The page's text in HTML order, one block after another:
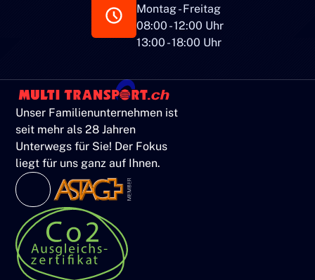
Montag - Freitag
08:00 - 12:00 Uhr
13:00 - 18:00 Uhr
Unser Familienunternehmen ist
seit mehr als 28 Jahren
Unterwegs für Sie! Der Fokus
liegt für uns ganz auf Ihnen.